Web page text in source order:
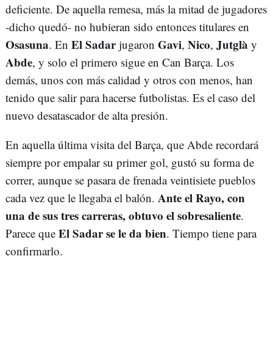
deficiente. De aquella remesa, más la mitad de jugadores
-dicho quedó- no hubieran sido entonces titulares en
Osasuna. En El Sadarjugaron Gavi, Nico, Jutglà y
Abde, y solo el primero sigue en Can Barça. Los
demás, unos con más calidad y otros con menos, han
tenido que salir para hacerse futbolistas. Es el caso del
nuevo desatascador de alta presión.
En aquella última visita del Barça, que Abde recordará
siempre por empalar su primer gol, gustó su forma de
correr, aunque se pasara de frenada veintisiete pueblos
cada vez que le llegaba el balón. Ante el Rayo, con
una de sus tres carreras, obtuvo el sobresaliente.
Parece que El Sadar se le da bien. Tiempo tiene para
confirmarlo.